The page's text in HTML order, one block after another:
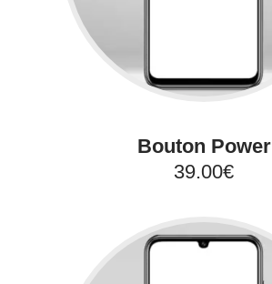
Bouton Power
39.00€